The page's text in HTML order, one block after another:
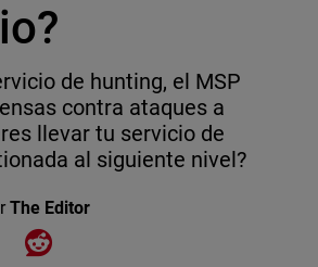
de hunting, el MSP
contra ataques a
llevar tu servicio de
al siguiente nivel?
The Editor
Facebook
Share on XShare on Reddit